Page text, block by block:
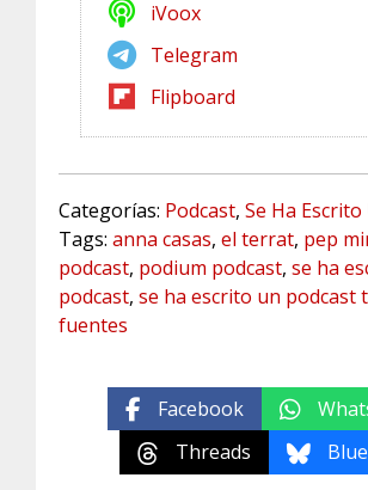
iVoox
Telegram
Flipboard
Categorías: Podcast,Se Ha
Tags:anna casas,el terrat, pep
podcast, podium podcast,se ha
podcast,se ha escrito un podcast
fuentes
Facebook
Threads